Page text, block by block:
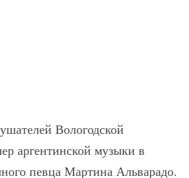
Вологодской
аргентинской музыки в
певца Мартина Альварадо.